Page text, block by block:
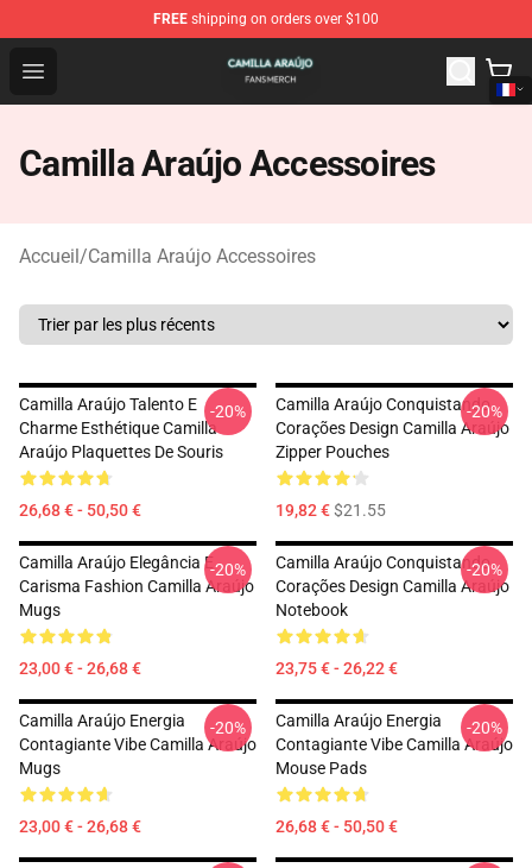
FREE shipping on orders over $100
Open menu
Camilla Araújo Shop - Official Camilla Araújo
Camilla Araújo Accessoires
Accueil/Camilla Araújo Accessoires
Camilla Araújo Talento E
Charme Esthétique Camilla
Araújo Plaquettes De Souris
26,68 € - 50,50 €
-20%
Camilla Araújo Conquistando
Corações Design Camilla Araújo
Zipper Pouches
19,82 €$21.55
-20%
Camilla Araújo Elegância E
Carisma Fashion Camilla Araújo
Mugs
23,00 € - 26,68 €
-20%
Camilla Araújo Conquistando
Corações Design Camilla Araújo
Notebook
23,75 € - 26,22 €
-20%
Camilla Araújo Energia
Contagiante Vibe Camilla Araújo
Mugs
23,00 € - 26,68 €
-20%
Camilla Araújo Energia
Contagiante Vibe Camilla Araújo
Mouse Pads
26,68 € - 50,50 €
-20%